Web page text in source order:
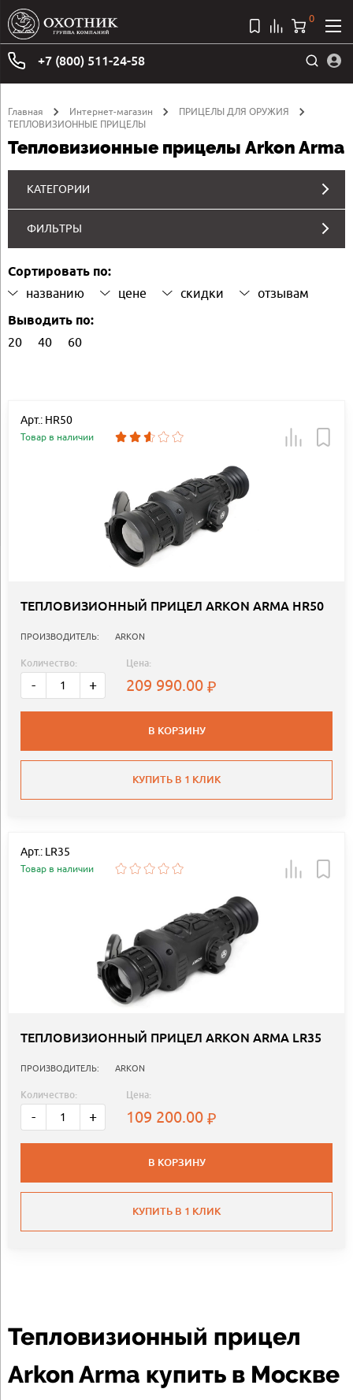
+7 (800) 511-24-58
0
Главная Интернет-магазин
ПРИЦЕЛЫ ДЛЯ ОРУЖИЯ
ТЕПЛОВИЗИОННЫЕ ПРИЦЕЛЫ
Тепловизионные прицелы Arkon Arma
КАТЕГОРИИ
ФИЛЬТРЫ
Сортировать по:
названию цене скидки отзывам
Выводить по:
20 40 60
Арт.: HR50
Товар в наличии
ТЕПЛОВИЗИОННЫЙ ПРИЦЕЛ ARKON ARMA HR50
ПРОИЗВОДИТЕЛЬ: ARKON
Количество:
- +
Цена:
209 990.00
В КОРЗИНУ
КУПИТЬ В 1 КЛИК
Арт.: LR35
Товар в наличии
ТЕПЛОВИЗИОННЫЙ ПРИЦЕЛ ARKON ARMA LR35
ПРОИЗВОДИТЕЛЬ: ARKON
Количество:
- +
Цена:
109 200.00
В КОРЗИНУ
КУПИТЬ В 1 КЛИК
Тепловизионный прицел
Arkon Arma купить в Москве